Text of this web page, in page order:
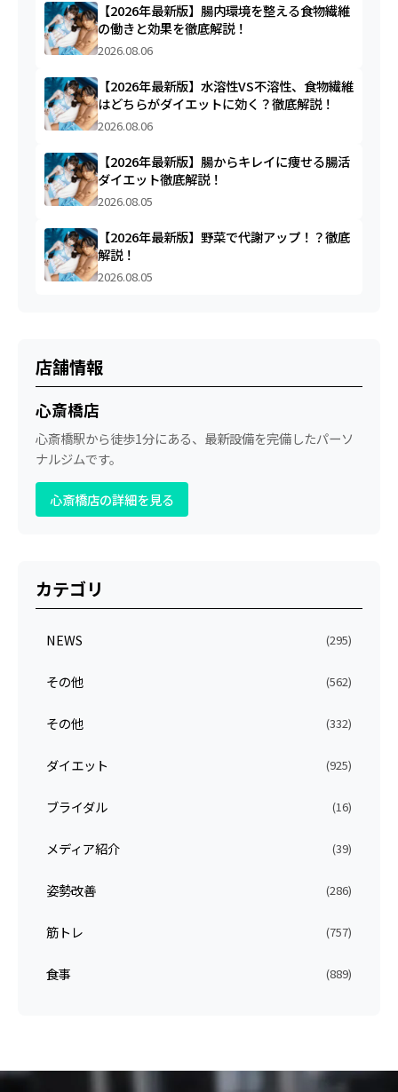
【2026年最新版】腸内環境を整える食物繊維
の働きと効果を徹底解説！
2026.08.06
【2026年最新版】水溶性VS不溶性、食物繊維
はどちらがダイエットに効く？徹底解説！
2026.08.06
【2026年最新版】腸からキレイに痩せる腸活
ダイエット徹底解説！
2026.08.05
【2026年最新版】野菜で代謝アップ！？徹底
解説！
2026.08.05
店舗情報
心斎橋店
心斎橋駅から徒歩1分にある、最新設備を完備したパーソ
ナルジムです。
心斎橋店の詳細を見る
カテゴリ
NEWS (295)
その他 (562)
その他 (332)
ダイエット (925)
ブライダル (16)
メディア紹介 (39)
姿勢改善 (286)
筋トレ (757)
食事 (889)